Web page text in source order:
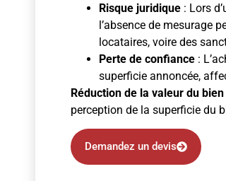
Risque juridique : Lors
l’absence de mesurage
locataires, voire des
Perte de confiance :
superficie annoncée,
Réduction de la valeur du bien
perception de la superficie du
Demandez un devis